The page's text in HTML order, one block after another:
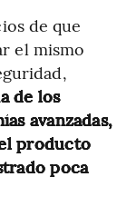
de que
el mismo
de los
avanzadas,
producto
poca